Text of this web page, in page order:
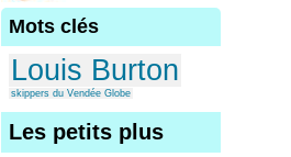
Mots clés
Louis Burton
skippers du Vendée Globe
Les petits plus